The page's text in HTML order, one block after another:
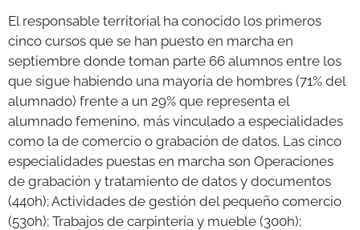
El responsable territorial ha conocido los primeros
cinco cursos que se han puesto en marcha en
septiembre donde toman parte 66 alumnos entre los
que sigue habiendo una mayoría de hombres (71% del
alumnado) frente a un 29% que representa el
alumnado femenino, más vinculado a especialidades
como la de comercio o grabación de datos. Las cinco
especialidades puestas en marcha son Operaciones
de grabación y tratamiento de datos y documentos
(440h); Actividades de gestión del pequeño comercio
(530h); Trabajos de carpintería y mueble (300h);